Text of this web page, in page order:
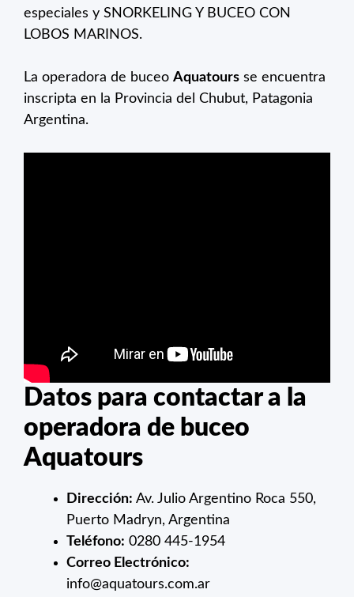
especiales y SNORKELING Y BUCEO CON
LOBOS MARINOS.
La operadora de buceo Aquatours se encuentra
inscripta en la Provincia del Chubut, Patagonia
Argentina.
Datos para contactar a la
operadora de buceo
Aquatours
Dirección: Av. Julio Argentino Roca 550,
Puerto Madryn, Argentina
Teléfono: 0280 445-1954
Correo Electrónico:
info@aquatours.com.ar